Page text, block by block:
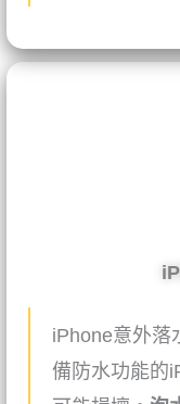
iPhone意外落
備防水功能的